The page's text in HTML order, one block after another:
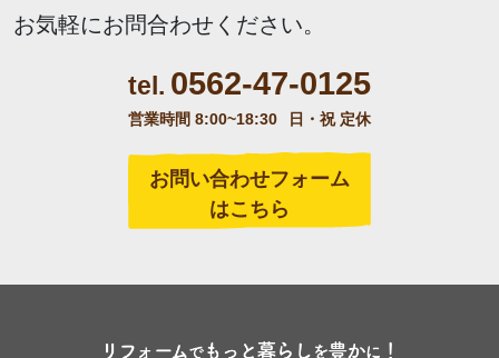
お気軽にお問合わせください。
tel. 0562-47-0125
営業時間 8:00~18:30 日・祝 定休
お問い合わせフォーム
はこちら